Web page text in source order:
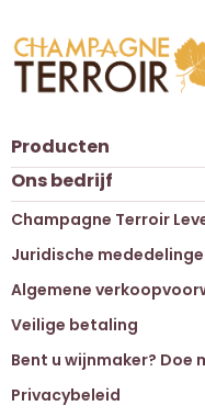
Producten
Ons bedrijf
Champagne Terroir
Juridische
Algemene
Veilige betaling
Bent u wijnmaker? Doe
Privacybeleid